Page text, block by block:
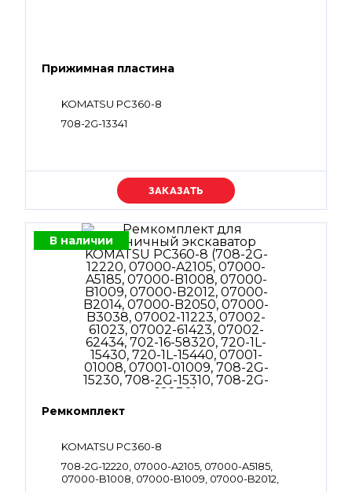
Прижимная пластина
KOMATSU PC360-8
708-2G-13341
Уточняйте цену
В наличии
Ремкомплект
KOMATSU PC360-8
708-2G-12220, 07000-A2105, 07000-A5185,
07000-B1008, 07000-B1009, 07000-B2012,